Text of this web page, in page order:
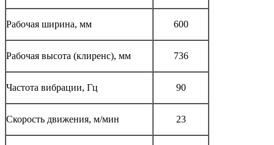
Рабочая ширина, мм 600
Рабочая высота (клиренс), мм 736
Частота вибрации, Гц 90
Скорость движения, м/мин 23